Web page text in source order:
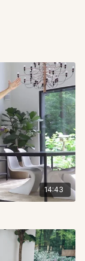
14:43